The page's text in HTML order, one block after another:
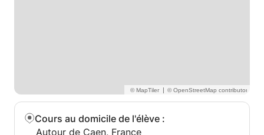
|
Cours au domicile de l'élève :
Autour de Caen, France